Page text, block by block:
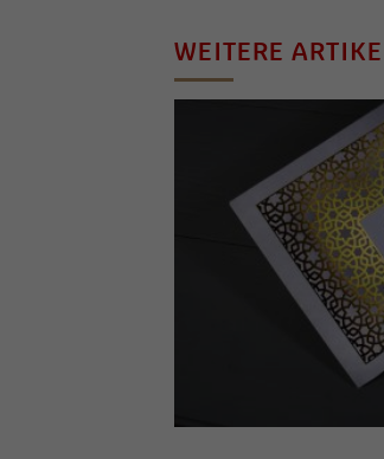
WEITERE